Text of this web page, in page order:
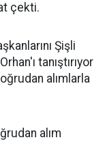
çekti.
Şişli
tanıştırıyor
alımlarla
alım